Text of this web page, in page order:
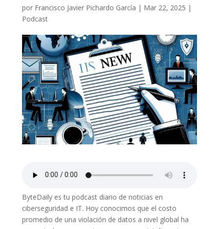
por Francisco Javier Pichardo García | Mar 22, 2025 |
Podcast
ByteDaily es tu podcast diario de noticias en
ciberseguridad e IT. Hoy conocimos que el costo
promedio de una violación de datos a nivel global ha